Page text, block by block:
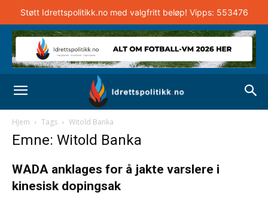
Støtt Idrettspolitikk.no med valgfritt beløp! Vipps: 553476
Hjem Tags Witold Banka
Emne: Witold Banka
WADA anklages for å jakte varslere i
kinesisk dopingsak
Andreas Selliaas - 3. november 2025